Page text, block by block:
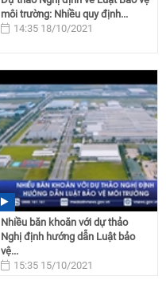
môi trường: Nhiều quy định...
14:35 18/10/2021
Nhiều băn khoăn với dự thảo
Nghị định hướng dẫn Luật bảo
vệ...
15:35 15/10/2021